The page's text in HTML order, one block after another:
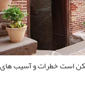
است خطرات و آسیب